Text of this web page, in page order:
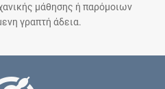
μάθησης ή παρόμοιων
γραπτή άδεια.